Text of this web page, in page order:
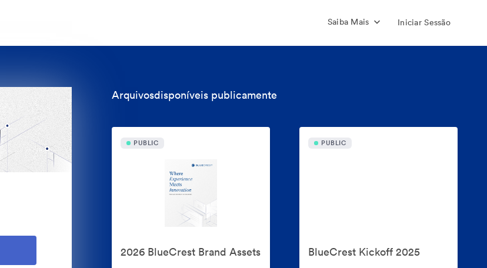
Saiba Mais Iniciar Sessão
Arquivosdisponíveis publicamente
PUBLIC
2026 BlueCrest Brand Assets
PUBLIC
BlueCrest Kickoff 2025